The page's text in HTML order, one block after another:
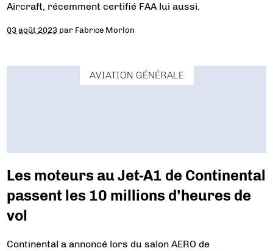
Aircraft, récemment certifié FAA lui aussi.
03 août 2023 par Fabrice Morlon
AVIATION GÉNÉRALE
Les moteurs au Jet-A1 de Continental
passent les 10 millions d’heures de
vol
Continental a annoncé lors du salon AERO de